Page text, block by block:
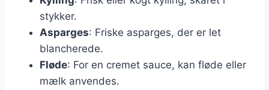
stykker.
Asparges: Friske asparges, der er let
blancherede.
Fløde: For en cremet sauce, kan fløde eller
mælk anvendes.